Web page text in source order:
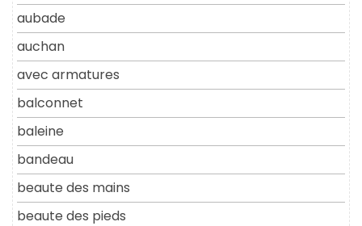
aubade
auchan
avec armatures
balconnet
baleine
bandeau
beaute des mains
beaute des pieds